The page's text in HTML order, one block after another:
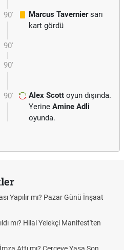
90' Marcus Taverniersarı
kart gördü
90'
90'
90' Alex Scott oyun dışında.
Yerine Amine Adli
oyunda.
Yapılır mı? Pazar Günü İnşaat
mı? Hilal Yelekçi Manifest'ten